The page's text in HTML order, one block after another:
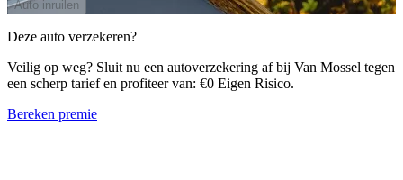
Auto inruilen
Deze auto verzekeren?
Veilig op weg? Sluit nu een autoverzekering af bij Van Mossel tegen
een scherp tarief en profiteer van: €0 Eigen Risico.
Bereken premie